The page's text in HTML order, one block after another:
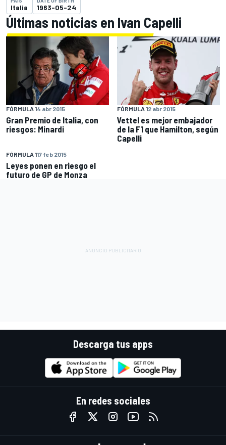
Italia 1963-05-24
Últimas noticias en Ivan Capelli
FÓRMULA 14 abr 2015
Gran Premio de Italia, con
riesgos: Minardi
FÓRMULA 12 abr 2015
Vettel es mejor embajador
de la F1 que Hamilton, según
Capelli
FÓRMULA 117 feb 2015
Leyes ponen en riesgo el
futuro de GP de Monza
Descarga tus apps
En redes sociales